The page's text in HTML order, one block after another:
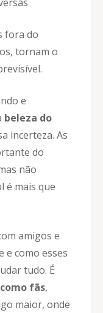
fora do
tornam o
e
beleza do
incerteza. As
do
não
é mais que
amigos e
e como esses
tudo. É
fãs,
maior, onde